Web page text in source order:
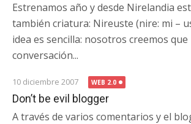
Estrenamos año y desde Nirelandia
también criatura: Nireuste (nire: mi –
idea es sencilla: nosotros creemos que
conversación...
10 diciembre 2007 WEB 2.0
Don’t be evil blogger
A través de varios comentarios y el